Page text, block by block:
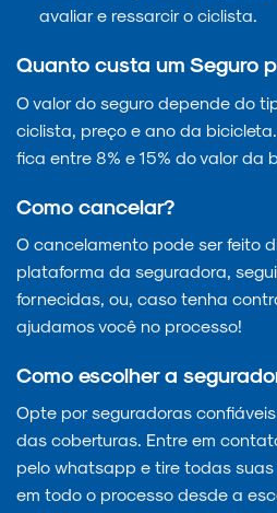
avaliar e ressarcir o ciclista.
Quanto custa um Seguro
O valor do seguro depende do
ciclista, preço e ano da
fica entre 8% e 15% do valor da
Como cancelar?
O cancelamento pode ser feito
plataforma da seguradora,
fornecidas, ou, caso tenha
ajudamos você no processo!
Como escolher a
Opte por seguradoras
das coberturas. Entre em
pelo whatsapp e tire todas
em todo o processo desde a